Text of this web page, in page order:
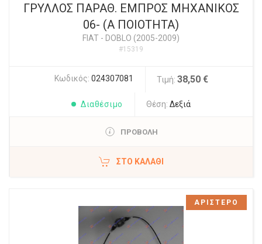
ΓΡΥΛΛΟΣ ΠΑΡΑΘ. ΕΜΠΡΟΣ ΜΗΧΑΝΙΚΟΣ
06- (Α ΠΟΙΟΤΗΤΑ)
FIAT - DOBLO (2005-2009)
#15319
Κωδικός: 024307081 Τιμή: 38,50 €
Διαθέσιμο Θέση: Δεξιά
ΠΡΟΒΟΛΗ
ΣΤΟ ΚΑΛΆΘΙ
ΑΡΙΣΤΕΡΟ